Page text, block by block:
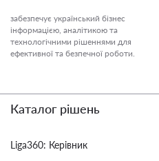
забезпечує український бізнес
інформацією, аналітикою та
технологічними рішеннями для
ефективної та безпечної роботи.
Каталог рішень
Liga360: Керівник